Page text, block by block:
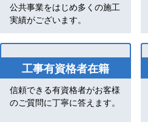
公共事業をはじめ多くの施工
実績がございます。
工事有資格者在籍
信頼できる有資格者がお客様
のご質問に丁寧に答えます。